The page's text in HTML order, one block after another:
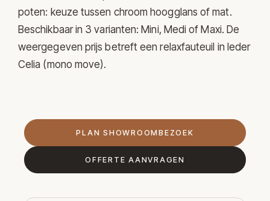
poten: keuze tussen chroom hoogglans of mat.
Beschikbaar in 3 varianten: Mini, Medi of Maxi. De
weergegeven prijs betreft een relaxfauteuil in leder
Celia (mono move).
PLAN SHOWROOMBEZOEK
OFFERTE AANVRAGEN